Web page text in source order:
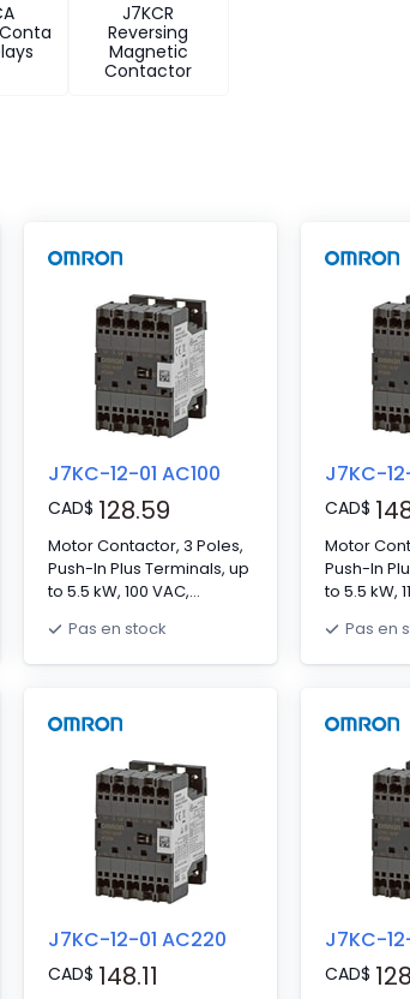
J7KCR
Reversing
Magnetic
Contactor
J7KC-12-01 AC100
CAD$ 128.59
Motor Contactor, 3 Poles,
Push-In Plus Terminals, up
to 5.5 kW, 100 VAC,
H×W×D 67.5 x 45 x 46 mm
Pas en stock
J7KC-
CAD$
Motor
Push-In
to 5.5 kW,
H×W×D
Pas en
J7KC-12-01 AC220
CAD$ 148.11
J7KC-
CAD$